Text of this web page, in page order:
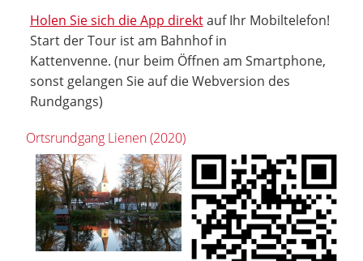
Holen Sie sich die App direktauf Ihr Mobiltelefon!
Start der Tour ist am Bahnhof in
Kattenvenne. (nur beim Öffnen am Smartphone,
sonst gelangen Sie auf die Webversion des
Rundgangs)
Ortsrundgang Lienen (2020)